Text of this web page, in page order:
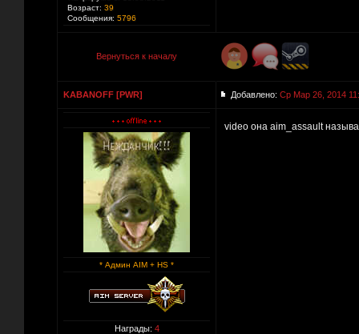
Возраст: 39
Сообщения: 5796
Вернуться к началу
KABANOFF [PWR] Добавлено: Ср Мар 26, 2014
* Админ AIM + HS *
Награды: 4
video она aim_assault